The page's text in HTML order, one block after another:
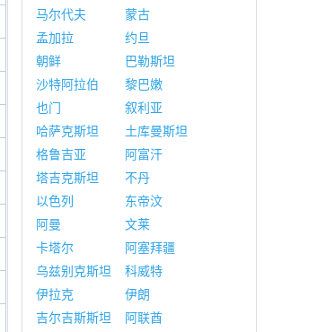
马尔代夫
蒙古
孟加拉
约旦
朝鲜
巴勒斯坦
沙特阿拉伯
黎巴嫩
也门
叙利亚
哈萨克斯坦
土库曼斯坦
格鲁吉亚
阿富汗
塔吉克斯坦
不丹
以色列
东帝汶
阿曼
文莱
卡塔尔
阿塞拜疆
乌兹别克斯坦
科威特
伊拉克
伊朗
吉尔吉斯斯坦
阿联酋